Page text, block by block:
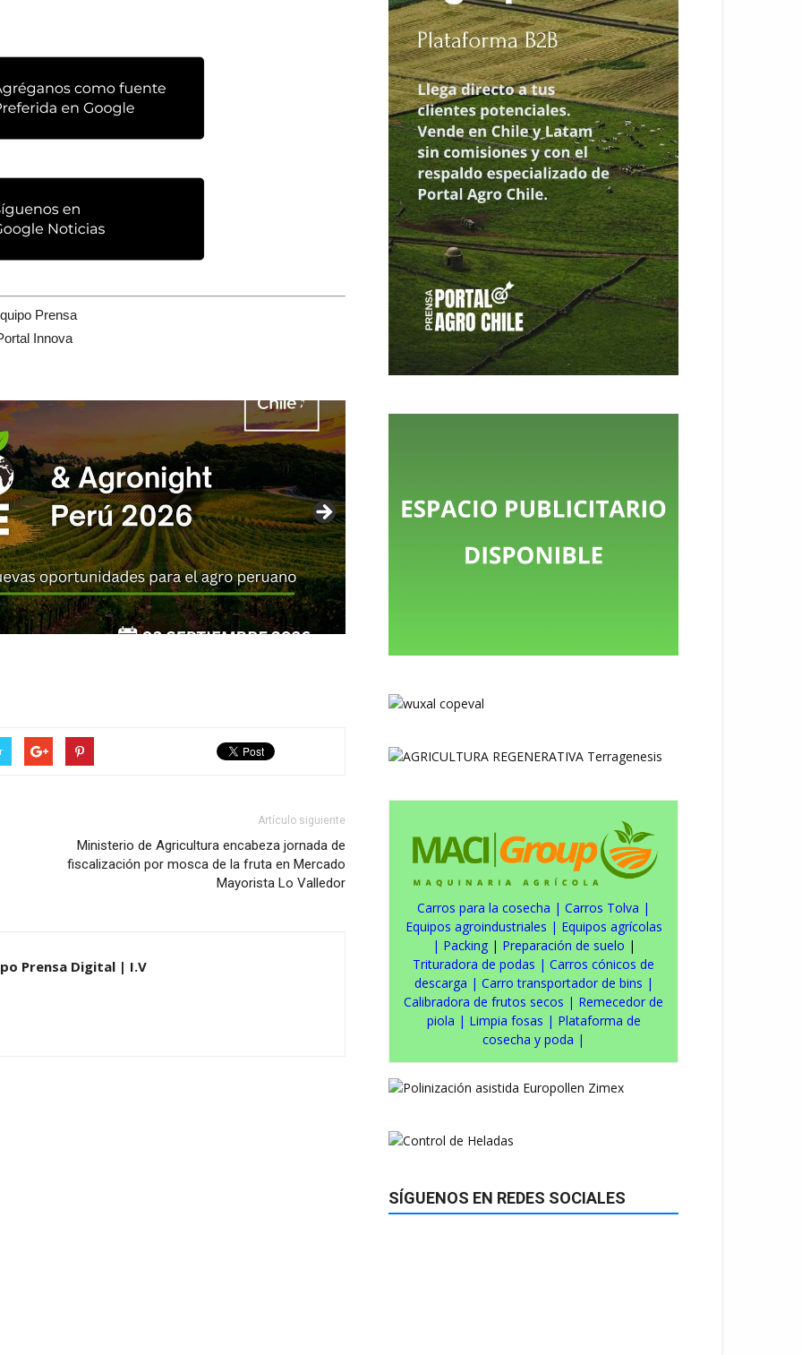
Prensa
Innova
Artículo siguiente
Ministerio de Agricultura encabeza jornada de
fiscalización por mosca de la fruta en Mercado
Mayorista Lo Valledor
Prensa Digital | I.V
Carros para la cosecha | Carros Tolva |
Equipos agroindustriales | Equipos agrícolas
| Packing| Preparación de suelo |
Trituradora de podas | Carros cónicos de
descarga | Carro transportador de bins |
Calibradora de frutos secos | Remecedor de
piola | Limpia fosas | Plataforma de
cosecha y poda |
SÍGUENOS EN REDES SOCIALES